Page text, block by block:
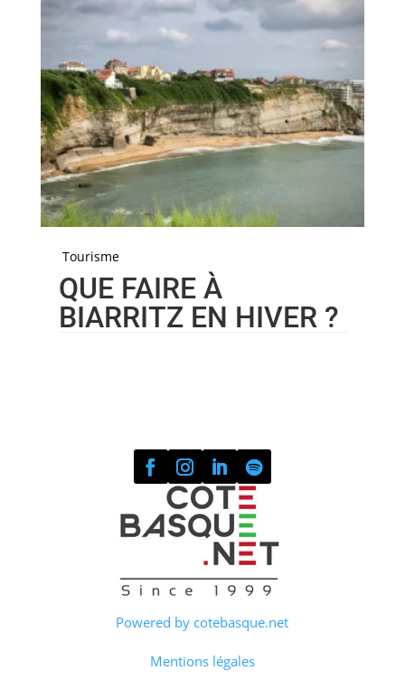
Tourisme
QUE FAIRE À
BIARRITZ EN HIVER ?
Powered by cotebasque.net
Mentions légales